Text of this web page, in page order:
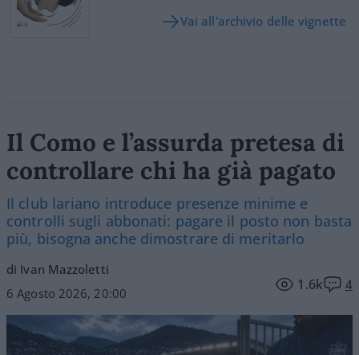
Vai all'archivio delle vignette
Il Como e l’assurda pretesa di
controllare chi ha già pagato
Il club lariano introduce presenze minime e
controlli sugli abbonati: pagare il posto non basta
più, bisogna anche dimostrare di meritarlo
di Ivan Mazzoletti
6 Agosto 2026, 20:00
1.6k 4